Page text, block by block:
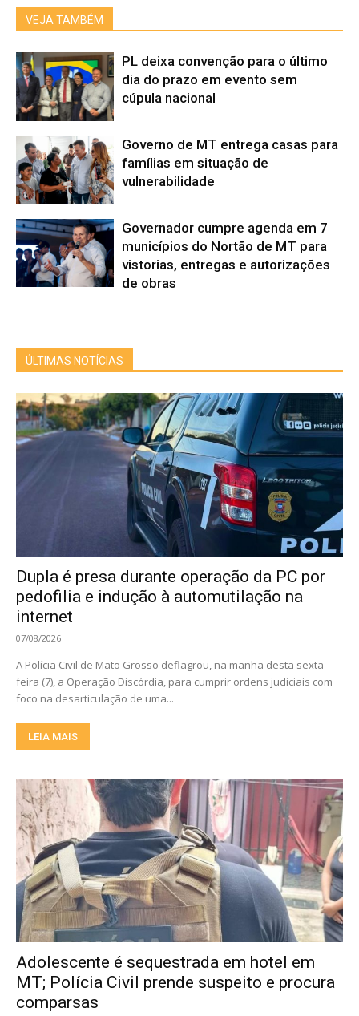
VEJA TAMBÉM
PL deixa convenção para o último
dia do prazo em evento sem
cúpula nacional
Governo de MT entrega casas para
famílias em situação de
vulnerabilidade
Governador cumpre agenda em 7
municípios do Nortão de MT para
vistorias, entregas e autorizações
de obras
ÚLTIMAS NOTÍCIAS
Dupla é presa durante operação da PC por
pedofilia e indução à automutilação na
internet
07/08/2026
A Polícia Civil de Mato Grosso deflagrou, na manhã desta sexta-
feira (7), a Operação Discórdia, para cumprir ordens judiciais com
foco na desarticulação de uma...
LEIA MAIS
Adolescente é sequestrada em hotel em
MT; Polícia Civil prende suspeito e procura
comparsas